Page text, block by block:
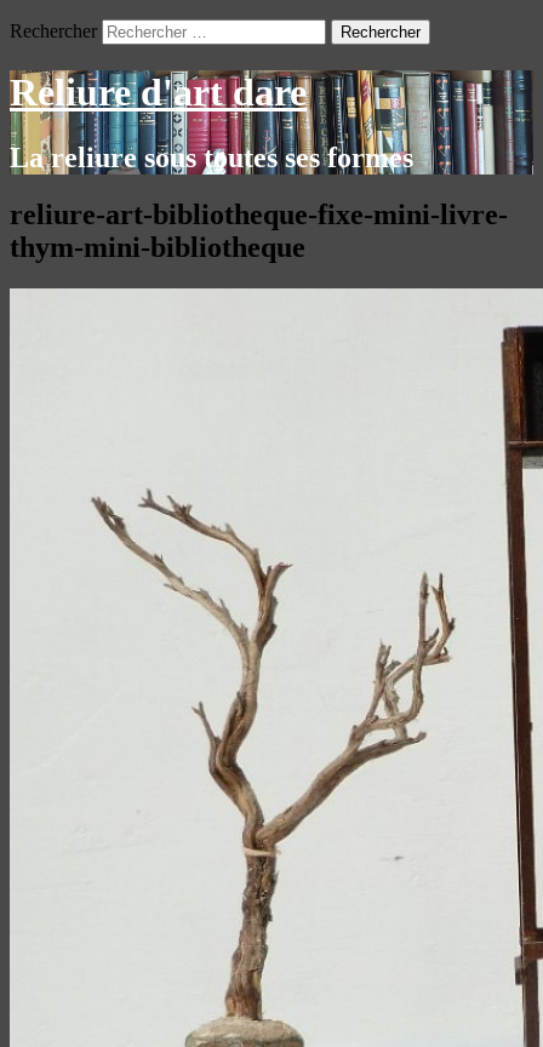
Rechercher
Reliure d'art dare
La reliure sous toutes ses formes
reliure-art-bibliotheque-fixe-mini-livre-
thym-mini-bibliotheque